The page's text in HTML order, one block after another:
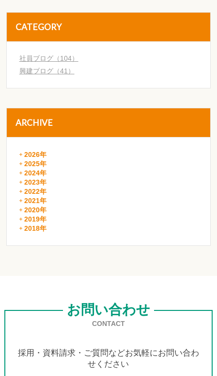
CATEGORY
社員ブログ（104）
興建ブログ（41）
ARCHIVE
2026年
2025年
2024年
2023年
2022年
2021年
2020年
2019年
2018年
お問い合わせ
CONTACT
採用・資料請求・ご質問などお気軽にお問い合わ
せください